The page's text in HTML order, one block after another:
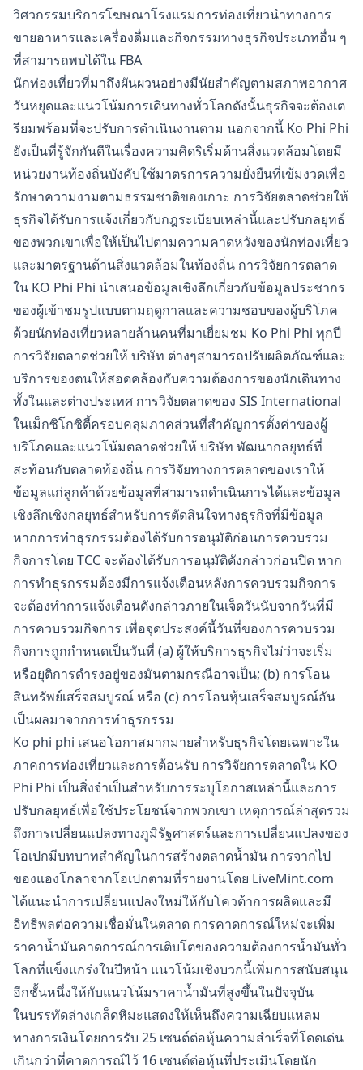
วิศวกรรมบริการโฆษณาโรงแรมการท่องเที่ยวนำทางการ
ขายอาหารและเครื่องดื่มและกิจกรรมทางธุรกิจประเภทอื่น ๆ
ที่สามารถพบได้ใน FBA
นักท่องเที่ยวที่มาถึงผันผวนอย่างมีนัยสำคัญตามสภาพอากาศ
วันหยุดและแนวโน้มการเดินทางทั่วโลกดังนั้นธุรกิจจะต้องเต
รียมพร้อมที่จะปรับการดำเนินงานตาม นอกจากนี้ Ko Phi Phi
ยังเป็นที่รู้จักกันดีในเรื่องความคิดริเริ่มด้านสิ่งแวดล้อมโดยมี
หน่วยงานท้องถิ่นบังคับใช้มาตรการความยั่งยืนที่เข้มงวดเพื่อ
รักษาความงามตามธรรมชาติของเกาะ การวิจัยตลาดช่วยให้
ธุรกิจได้รับการแจ้งเกี่ยวกับกฎระเบียบเหล่านี้และปรับกลยุทธ์
ของพวกเขาเพื่อให้เป็นไปตามความคาดหวังของนักท่องเที่ยว
และมาตรฐานด้านสิ่งแวดล้อมในท้องถิ่น การวิจัยการตลาด
ใน KO Phi Phi นำเสนอข้อมูลเชิงลึกเกี่ยวกับข้อมูลประชากร
ของผู้เข้าชมรูปแบบตามฤดูกาลและความชอบของผู้บริโภค
ด้วยนักท่องเที่ยวหลายล้านคนที่มาเยี่ยมชม Ko Phi Phi ทุกปี
การวิจัยตลาดช่วยให้ บริษัท ต่างๆสามารถปรับผลิตภัณฑ์และ
บริการของตนให้สอดคล้องกับความต้องการของนักเดินทาง
ทั้งในและต่างประเทศ การวิจัยตลาดของ SIS International
ในเม็กซิโกซิตี้ครอบคลุมภาคส่วนที่สำคัญการตั้งค่าของผู้
บริโภคและแนวโน้มตลาดช่วยให้ บริษัท พัฒนากลยุทธ์ที่
สะท้อนกับตลาดท้องถิ่น การวิจัยทางการตลาดของเราให้
ข้อมูลแก่ลูกค้าด้วยข้อมูลที่สามารถดำเนินการได้และข้อมูล
เชิงลึกเชิงกลยุทธ์สำหรับการตัดสินใจทางธุรกิจที่มีข้อมูล
หากการทำธุรกรรมต้องได้รับการอนุมัติก่อนการควบรวม
กิจการโดย TCC จะต้องได้รับการอนุมัติดังกล่าวก่อนปิด หาก
การทำธุรกรรมต้องมีการแจ้งเตือนหลังการควบรวมกิจการ
จะต้องทำการแจ้งเตือนดังกล่าวภายในเจ็ดวันนับจากวันที่มี
การควบรวมกิจการ เพื่อจุดประสงค์นี้วันที่ของการควบรวม
กิจการถูกกำหนดเป็นวันที่ (a) ผู้ให้บริการธุรกิจไม่ว่าจะเริ่ม
หรือยุติการดำรงอยู่ของมันตามกรณีอาจเป็น; (b) การโอน
สินทรัพย์เสร็จสมบูรณ์ หรือ (c) การโอนหุ้นเสร็จสมบูรณ์อัน
เป็นผลมาจากการทำธุรกรรม
Ko phi phi เสนอโอกาสมากมายสำหรับธุรกิจโดยเฉพาะใน
ภาคการท่องเที่ยวและการต้อนรับ การวิจัยการตลาดใน KO
Phi Phi เป็นสิ่งจำเป็นสำหรับการระบุโอกาสเหล่านี้และการ
ปรับกลยุทธ์เพื่อใช้ประโยชน์จากพวกเขา เหตุการณ์ล่าสุดรวม
ถึงการเปลี่ยนแปลงทางภูมิรัฐศาสตร์และการเปลี่ยนแปลงของ
โอเปกมีบทบาทสำคัญในการสร้างตลาดน้ำมัน การจากไป
ของแองโกลาจากโอเปกตามที่รายงานโดย LiveMint.com
ได้แนะนำการเปลี่ยนแปลงใหม่ให้กับโควต้าการผลิตและมี
อิทธิพลต่อความเชื่อมั่นในตลาด การคาดการณ์ใหม่จะเพิ่ม
ราคาน้ำมันคาดการณ์การเติบโตของความต้องการน้ำมันทั่ว
โลกที่แข็งแกร่งในปีหน้า แนวโน้มเชิงบวกนี้เพิ่มการสนับสนุน
อีกชั้นหนึ่งให้กับแนวโน้มราคาน้ำมันที่สูงขึ้นในปัจจุบัน
ในบรรทัดล่างเกล็ดหิมะแสดงให้เห็นถึงความเฉียบแหลม
ทางการเงินโดยการรับ 25 เซนต์ต่อหุ้นความสำเร็จที่โดดเด่น
เกินกว่าที่คาดการณ์ไว้ 16 เซนต์ต่อหุ้นที่ประเมินโดยนัก